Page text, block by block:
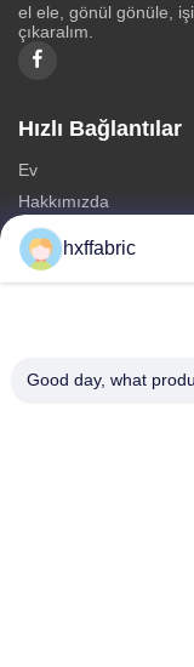
el ele, gönül gönüle,
çıkaralım.
Hızlı Bağlantılar
Ev
Hakkımızda
Ürünler
Bize Ulaşın
SBR neopren kumaş
hxffabric
Good day, what